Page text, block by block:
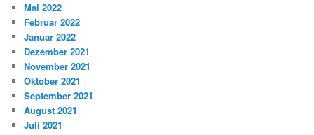
Mai 2022
Februar 2022
Januar 2022
Dezember 2021
November 2021
Oktober 2021
September 2021
August 2021
Juli 2021